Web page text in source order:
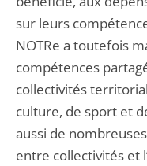
sur leurs
NOTRe a toutefois
compétences
collectivités
culture, de sport et
aussi de
entre collectivités et